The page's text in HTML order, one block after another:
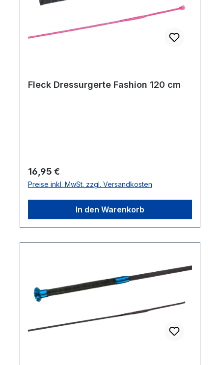
Fleck Dressurgerte Fashion 120 cm
Regulärer Preis:
16,95 €
Preise inkl. MwSt. zzgl. Versandkosten
In den Warenkorb